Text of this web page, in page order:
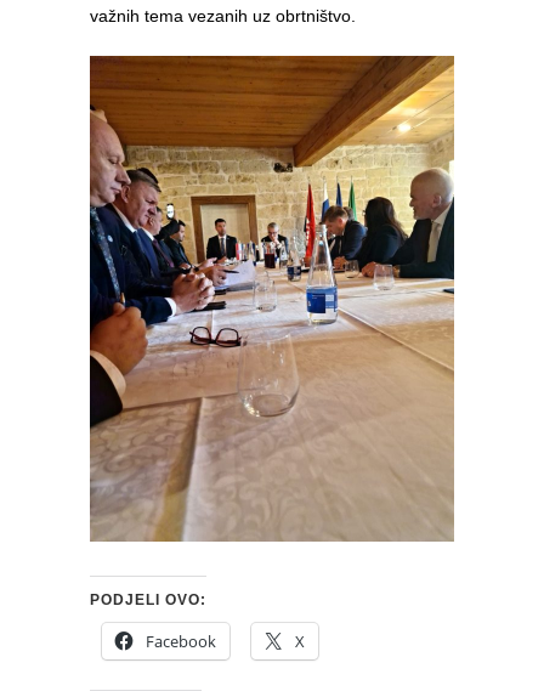
važnih tema vezanih uz obrtništvo.
PODJELI OVO:
Facebook X